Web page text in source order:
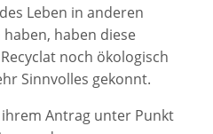
Leben in anderen
haben diese
noch ökologisch
Sinnvolles gekonnt.
Antrag unter Punkt